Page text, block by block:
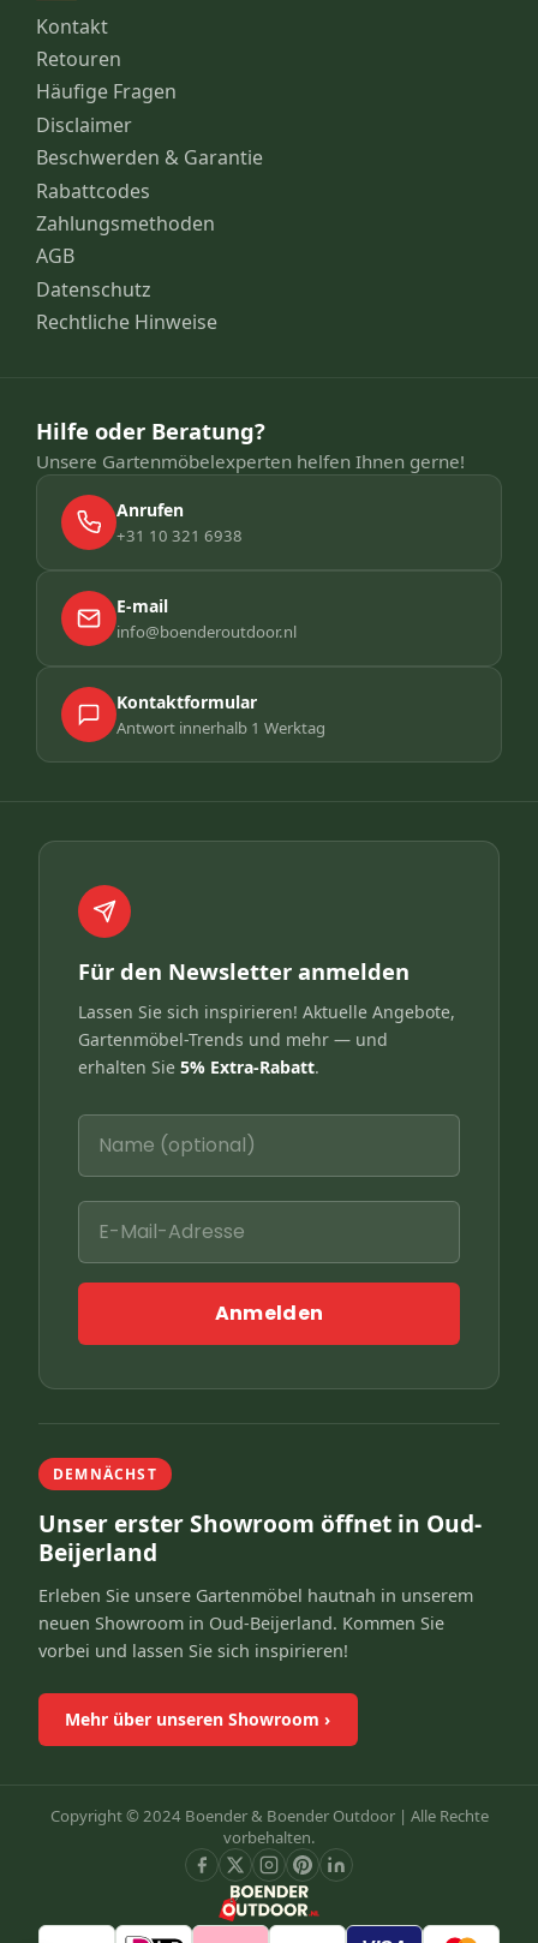
Kontakt
Retouren
Häufige Fragen
Disclaimer
Beschwerden & Garantie
Rabattcodes
Zahlungsmethoden
AGB
Datenschutz
Rechtliche Hinweise
Hilfe oder Beratung?
Unsere Gartenmöbelexperten helfen Ihnen gerne!
Anrufen
+31 10 321 6938
E-mail
info@boenderoutdoor.nl
Kontaktformular
Antwort innerhalb 1 Werktag
Für den Newsletter anmelden
Lassen Sie sich inspirieren! Aktuelle Angebote,
Gartenmöbel-Trends und mehr — und
erhalten Sie 5% Extra-Rabatt.
Anmelden
DEMNÄCHST
Unser erster Showroom öffnet in Oud-
Beijerland
Erleben Sie unsere Gartenmöbel hautnah in unserem
neuen Showroom in Oud-Beijerland. Kommen Sie
vorbei und lassen Sie sich inspirieren!
Mehr über unseren Showroom ›
Copyright © 2024 Boender & Boender Outdoor | Alle Rechte
vorbehalten.